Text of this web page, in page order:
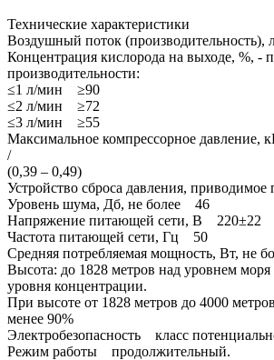
Технические характеристики
Воздушный поток
Концентрация кислорода на выходе, %, -
производительности:
≤1 л/мин ≥90
≤2 л/мин ≥72
≤3 л/мин ≥55
Максимальное компрессорное
/
(0,39 – 0,49)
Устройство сброса давления,
Уровень шума, Дб, не более 46
Напряжение питающей сети, В 220±22
Частота питающей сети, Гц 50
Средняя потребляемая мощность, Вт, не
Высота: до 1828 метров над уровнем
уровня концентрации.
При высоте от 1828 метров до 4000
менее 90%
Электробезопасность класс
Режим работы продолжительный.